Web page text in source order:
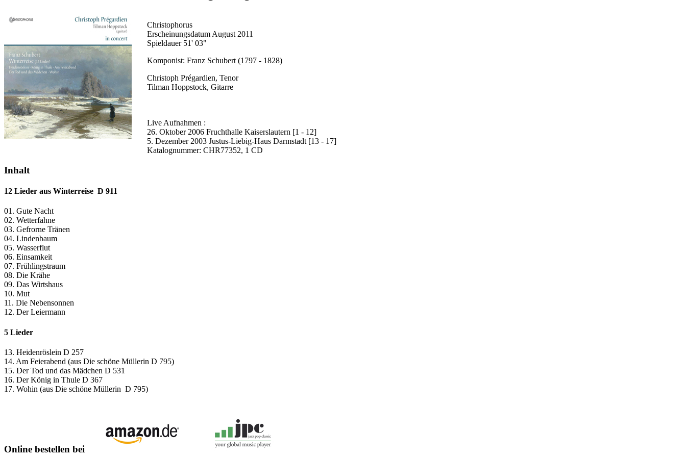
Christophorus
Erscheinungsdatum August 2011
Spieldauer 51' 03"
Komponist: Franz Schubert (1797 - 1828)
Christoph Prégardien, Tenor
Tilman Hoppstock, Gitarre
Live Aufnahmen :
26. Oktober 2006 Fruchthalle Kaiserslautern [1 - 12]
5. Dezember 2003 Justus-Liebig-Haus Darmstadt [13 - 17]
Katalognummer: CHR77352, 1 CD
Inhalt
12 Lieder aus Winterreise D 911
01. Gute Nacht
02. Wetterfahne
03. Gefrorne Tränen
04. Lindenbaum
05. Wasserflut
06. Einsamkeit
07. Frühlingstraum
08. Die Krähe
09. Das Wirtshaus
10. Mut
11. Die Nebensonnen
12. Der Leiermann
5 Lieder
13. Heidenröslein D 257
14. Am Feierabend (aus Die schöne Müllerin D 795)
15. Der Tod und das Mädchen D 531
16. Der König in Thule D 367
17. Wohin (aus Die schöne Müllerin D 795)
Online bestellen bei